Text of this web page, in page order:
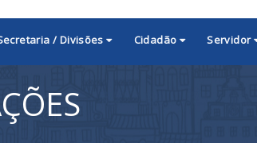
/ Divisões Cidadão Servidor